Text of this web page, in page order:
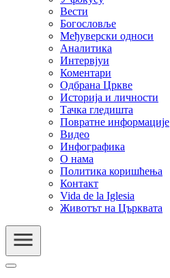
Вести
Богословље
Међуверски односи
Аналитика
Интервјуи
Коментари
Одбрана Цркве
Историја и личности
Тачка гледишта
Повратне информације
Видео
Инфографика
О нама
Политика коришћења
Контакт
Vida de la Iglesia
Животът на Църквата